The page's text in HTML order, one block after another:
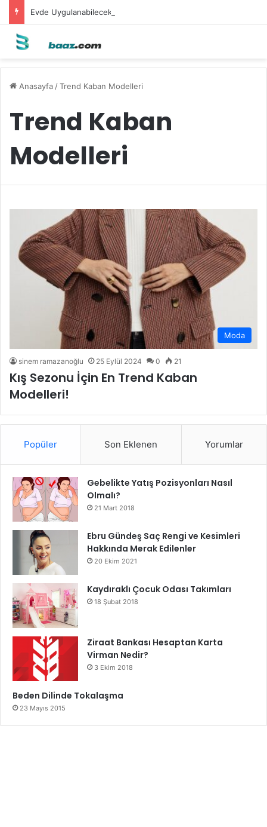
Evde Uygulanabilecek Leke Karşıtı Maskeler
Anasayfa /Trend Kaban Modelleri
Trend Kaban
Modelleri
Moda
sinem ramazanoğlu 25 Eylül 2024 0 21
Kış Sezonu İçin En Trend Kaban
Modelleri!
Popüler Son Eklenen Yorumlar
Gebelikte Yatış Pozisyonları Nasıl
Olmalı?
21 Mart 2018
Ebru Gündeş Saç Rengi ve Kesimleri
Hakkında Merak Edilenler
20 Ekim 2021
Kaydıraklı Çocuk Odası Takımları
18 Şubat 2018
Ziraat Bankası Hesaptan Karta
Virman Nedir?
3 Ekim 2018
Beden Dilinde Tokalaşma
23 Mayıs 2015